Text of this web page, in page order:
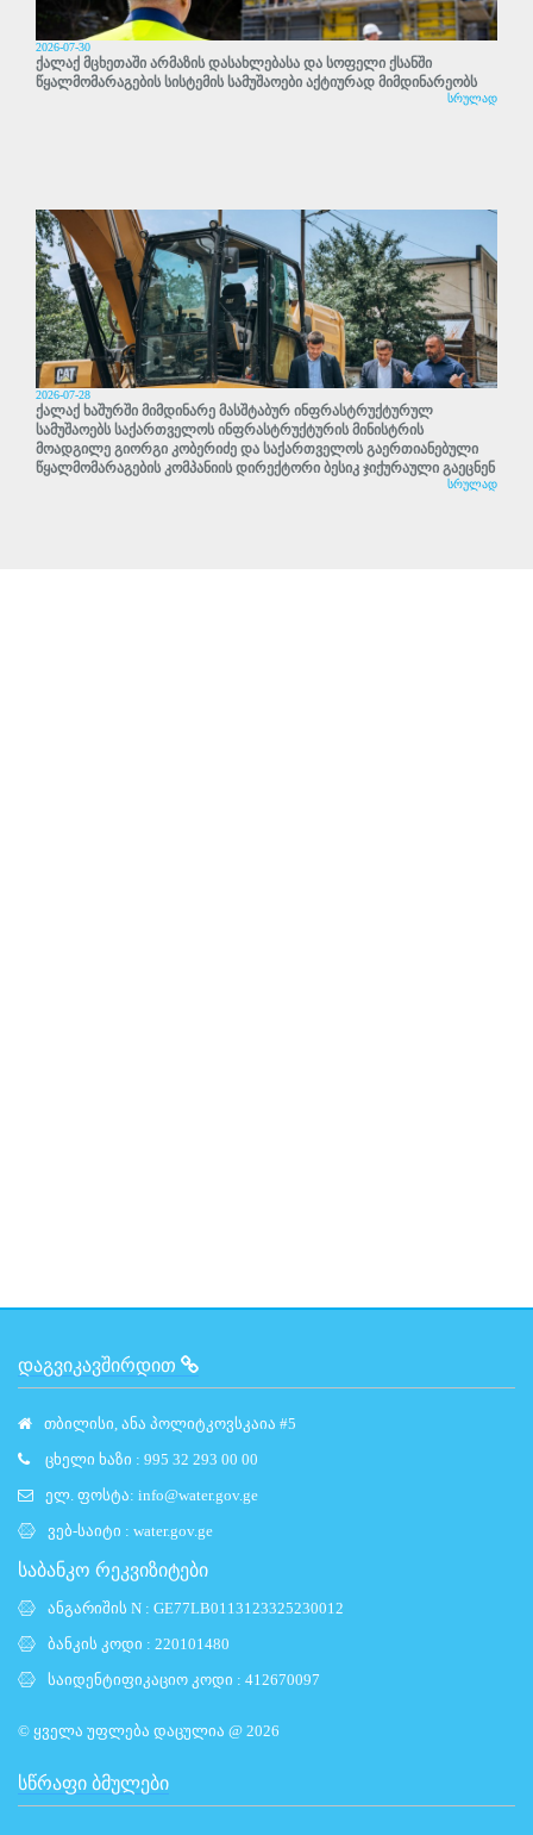
2026-07-30
ქალაქ მცხეთაში არმაზის დასახლებასა და სოფელი ქსანში
წყალმომარაგების სისტემის სამუშაოები აქტიურად მიმდინარეობს
სრულად
2026-07-28
ქალაქ ხაშურში მიმდინარე მასშტაბურ ინფრასტრუქტურულ
სამუშაოებს საქართველოს ინფრასტრუქტურის მინისტრის
მოადგილე გიორგი კობერიძე და საქართველოს გაერთიანებული
წყალმომარაგების კომპანიის დირექტორი ბესიკ ჯიქურაული გაეცნენ
სრულად
ᲓᲐᲒᲕᲘᲙᲐᲕᲨᲘᲠᲓᲘᲗ
თბილისი, ანა პოლიტკოვსკაია #5
ცხელი ხაზი : 995 32 293 00 00
ელ. ფოსტა: info@water.gov.ge
ვებ-საიტი : water.gov.ge
საბანკო რეკვიზიტები
ანგარიშის N : GE77LB0113123325230012
ბანკის კოდი : 220101480
საიდენტიფიკაციო კოდი : 412670097
© ყველა უფლება დაცულია @ 2026
ᲡᲬᲠᲐᲤᲘ ᲑᲛᲣᲚᲔᲑᲘ